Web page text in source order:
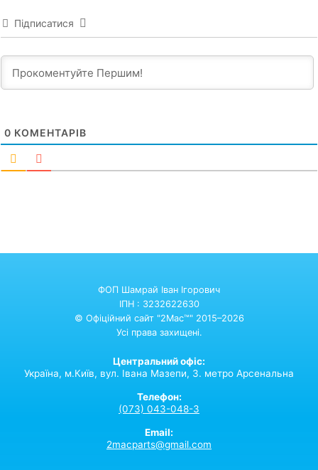
Підписатися
0 КОМЕНТАРІВ
ФОП Шамрай Іван Ігорович
ІПН : 3232622630
© Офіційний сайт "2Mac™" 2015–2026
Усі права захищені.
Центральний офіс:
Україна, м.Київ, вул. Івана Мазепи, 3. метро Арсенальна
Телефон:
(073) 043-048-3
Email:
2macparts@gmail.com